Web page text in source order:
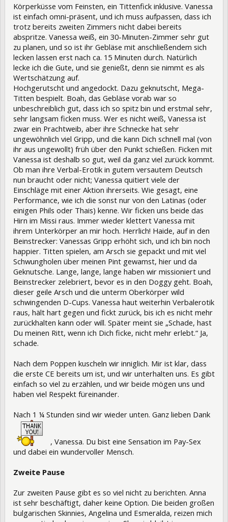
Körperküsse vom Feinsten, ein Tittenfick inklusive. Vanessa
ist einfach omni-präsent, und ich muss aufpassen, dass ich
trotz bereits zweiten Zimmers nicht dabei bereits
abspritze. Vanessa weiß, ein 30-Minuten-Zimmer sehr gut
zu planen, und so ist ihr Gebläse mit anschließendem sich
lecken lassen erst nach ca. 15 Minuten durch. Natürlich
lecke ich die Gute, und sie genießt, denn sie nimmt es als
Wertschätzung auf.
Hochgerutscht und angedockt. Dazu geknutscht, Mega-
Titten bespielt. Boah, das Gebläse vorab war so
unbeschreiblich gut, dass ich so spitz bin und erstmal sehr,
sehr langsam ficken muss. Wer es nicht weiß, Vanessa ist
zwar ein Prachtweib, aber ihre Schnecke hat sehr
ungewöhnlich viel Gripp, und die kann Dich schnell mal (von
ihr aus ungewollt) früh über den Punkt schießen. Ficken mit
Vanessa ist deshalb so gut, weil da ganz viel zurück kommt.
Ob man ihre Verbal-Erotik in gutem versautem Deutsch
nun braucht oder nicht; Vanessa quitiert viele der
Einschläge mit einer Aktion ihrerseits. Wie gesagt, eine
Performance, wie ich die sonst nur von den Latinas (oder
einigen Phils oder Thais) kenne. Wir ficken uns beide das
Hirn im Missi raus. Immer wieder klettert Vanessa mit
ihrem Unterkörper an mir hoch. Herrlich! Haide, auf in den
Beinstrecker: Vanessas Gripp erhöht sich, und ich bin noch
happier. Titten spielen, am Arsch sie gepackt und mit viel
Schwungholen über meinen Pint gewamst, hier und da
Geknutsche. Lange, lange, lange haben wir missioniert und
Beinstrecker zelebriert, bevor es in den Doggy geht. Boah,
dieser geile Arsch und die unterm Oberkörper wild
schwingenden D-Cups. Vanessa haut weiterhin Verbalerotik
raus, hält hart gegen und fickt zurück, bis ich es nicht mehr
zurückhalten kann oder will. Später meint sie „Schade, hast
Du meinen Ritt, wenn ich Dich ficke, nicht mehr erlebt.“ Ja,
schade.
Nach dem Poppen kuscheln wir inniglich. Mir ist klar, dass
die erste CE bereits um ist, und wir unterhalten uns. Es gibt
einfach so viel zu erzählen, und wir beide mögen uns und
haben viel Respekt füreinander.
Nach 1 ¼ Stunden sind wir wieder unten. Ganz lieben Dank
, Vanessa. Du bist eine Sensation im Pay-Sex
und dabei ein wundervoller Mensch.
Zweite Pause
Zur zweiten Pause gibt es so viel nicht zu berichten. Anna
ist sehr beschäftigt, daher keine Option. Die beiden großen
bulgarischen Skinnies, Angelina und Esmeralda, reizen mich